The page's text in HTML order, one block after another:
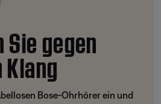
Sie gegen
Bose-Ohrhörer ein und